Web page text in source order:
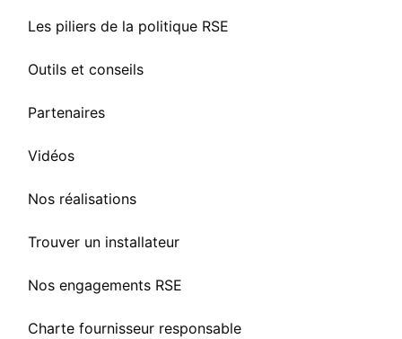
Les piliers de la politique RSE
Outils et conseils
Partenaires
Vidéos
Nos réalisations
Trouver un installateur
Nos engagements RSE
Charte fournisseur responsable